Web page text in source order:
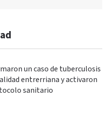
un caso de tuberculosis
entrerriana y activaron
sanitario